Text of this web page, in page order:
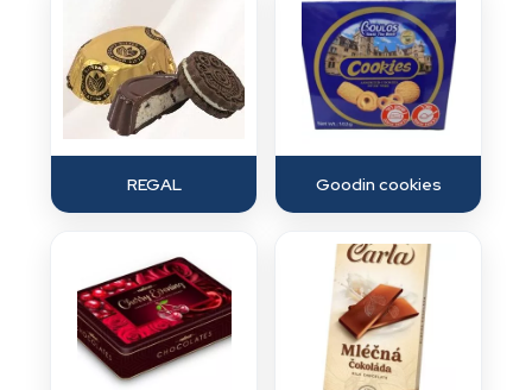
Goodin cookies
REGAL